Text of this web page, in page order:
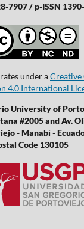
7907 / p-ISSN
under aCreative
4.0 International
University of
#2005 and Av.
- Manabí -
Code 130105